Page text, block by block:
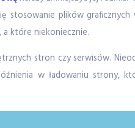
stosowanie plików
a które niekoniecznie.
stron czy serwisów.
w ładowaniu strony,